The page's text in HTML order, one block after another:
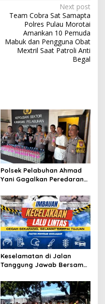
Next post
Team Cobra Sat Samapta
Polres Pulau Morotai
Amankan 10 Pemuda
Mabuk dan Pengguna Obat
Mextril Saat Patroli Anti
Begal
Polsek Pelabuhan Ahmad
Yani Gagalkan Peredaran
Disembunyikan di Dapur
Kapal
Keselamatan di Jalan
Tanggung Jawab Bersama,
Edukasi Cegah Kecelakaan
Lalu Lintas